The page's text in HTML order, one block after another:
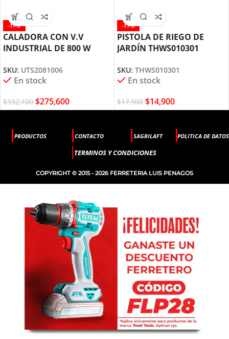
-17%
CALADORA CON V.V
INDUSTRIAL DE 800 W
SKU: UTS2081006
En stock
$332,100 $275,600
-17%
PISTOLA DE RIEGO DE
JARDÍN THWS010301
SKU: THWS010301
En stock
$17,900 $14,900
PRODUCTOS CONTACTO SAGRILAFT POLITICA DE DATOS
TERMINOS Y CONDICIONES
COPYRIGHT © 2015 - 2026 FERRETERIA LUIS PENAGOS